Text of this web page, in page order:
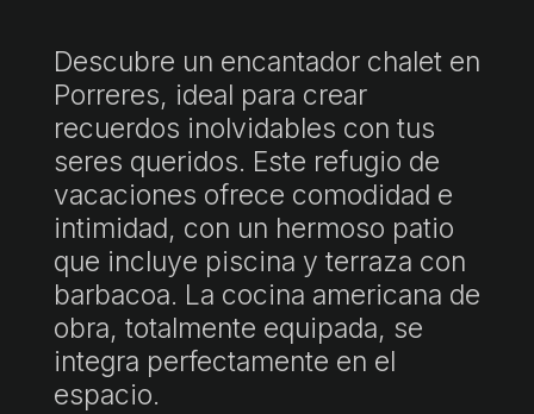
Descubre un encantador chalet en
Porreres, ideal para crear
recuerdos inolvidables con tus
seres queridos. Este refugio de
vacaciones ofrece comodidad e
intimidad, con un hermoso patio
que incluye piscina y terraza con
barbacoa. La cocina americana de
obra, totalmente equipada, se
integra perfectamente en el
espacio.